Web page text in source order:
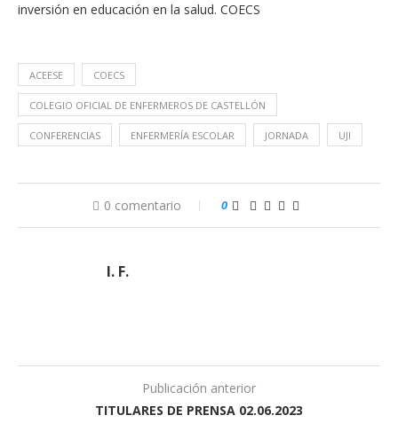
inversión en educación en la salud. COECS
ACEESE COECS
COLEGIO OFICIAL DE ENFERMEROS DE CASTELLÓN
CONFERENCIAS ENFERMERÍA ESCOLAR JORNADA UJI
0 comentario 0
I. F.
Publicación anterior
TITULARES DE PRENSA 02.06.2023